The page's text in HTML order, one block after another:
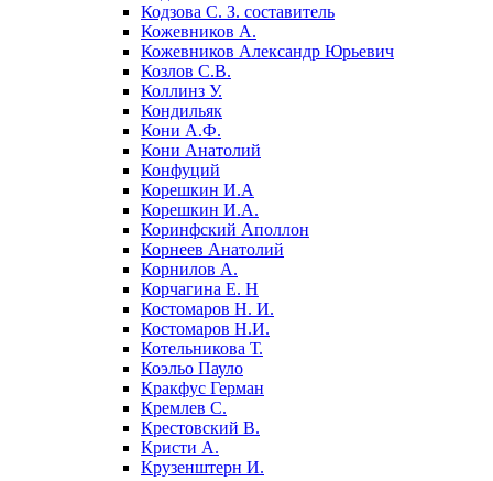
Кодзова С. З. составитель
Кожевников А.
Кожевников Александр Юрьевич
Козлов С.В.
Коллинз У.
Кондильяк
Кони А.Ф.
Кони Анатолий
Конфуций
Корешкин И.А
Корешкин И.А.
Коринфский Аполлон
Корнеев Анатолий
Корнилов А.
Корчагина Е. Н
Костомаров Н. И.
Костомаров Н.И.
Котельникова Т.
Коэльо Пауло
Кракфус Герман
Кремлев С.
Крестовский В.
Кристи А.
Крузенштерн И.